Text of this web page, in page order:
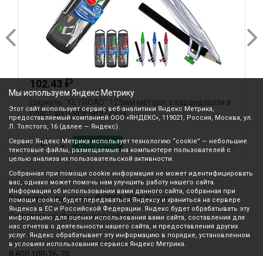
102.43₽
Циркуль "KEYROAD" 125мм металл. с карандашом в
пласт.футляре KR972954
В корзину
Все права защищены © 2003-2026 Вилор
Политика конфиденциальности
Звонок по России бесплатный
Мы используем Яндекс Метрику
Этот сайт использует сервис веб-аналитики Яндекс Метрика,
предоставляемый компанией ООО «ЯНДЕКС», 119021, Россия, Москва, ул.
Л. Толстого, 16 (далее — Яндекс).
Сервис Яндекс Метрика использует технологию “cookie” — небольшие
текстовые файлы, размещаемые на компьютере пользователей с
целью анализа их пользовательской активности.
Собранная при помощи cookie информация не может идентифицировать
вас, однако может помочь нам улучшить работу нашего сайта.
Информация об использовании вами данного сайта, собранная при
помощи cookie, будет передаваться Яндексу и храниться на сервере
Яндекса в ЕС и Российской Федерации. Яндекс будет обрабатывать эту
информацию для оценки использования вами сайта, составления для
нас отчетов о деятельности нашего сайта, и предоставления других
услуг. Яндекс обрабатывает эту информацию в порядке, установленном
в условиях использования сервиса Яндекс Метрика.